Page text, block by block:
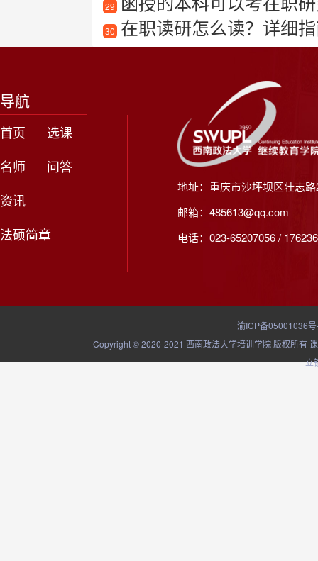
29
30 在职读研怎么读？详细
导航
首页
选课
名师
问答
资讯
法硕简章
地址：重庆市沙坪坝区壮志
邮箱：485613@qq.com
电话：023-65207056 /
渝ICP备05001036
Copyright © 2020-2021 西南政法大学培训学院 版权所有
立